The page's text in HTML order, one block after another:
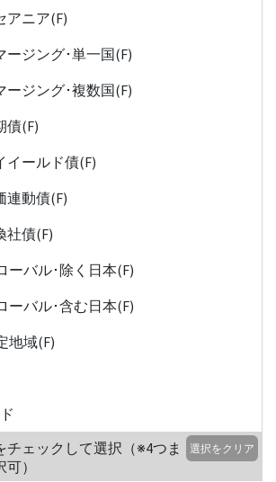
アニア(F)
ージング･単一国(F)
ージング･複数国(F)
債(F)
イールド債(F)
連動債(F)
社債(F)
ーバル･除く日本(F)
ーバル･含む日本(F)
地域(F)
チェックして選択（※4つま
）
選択をクリア